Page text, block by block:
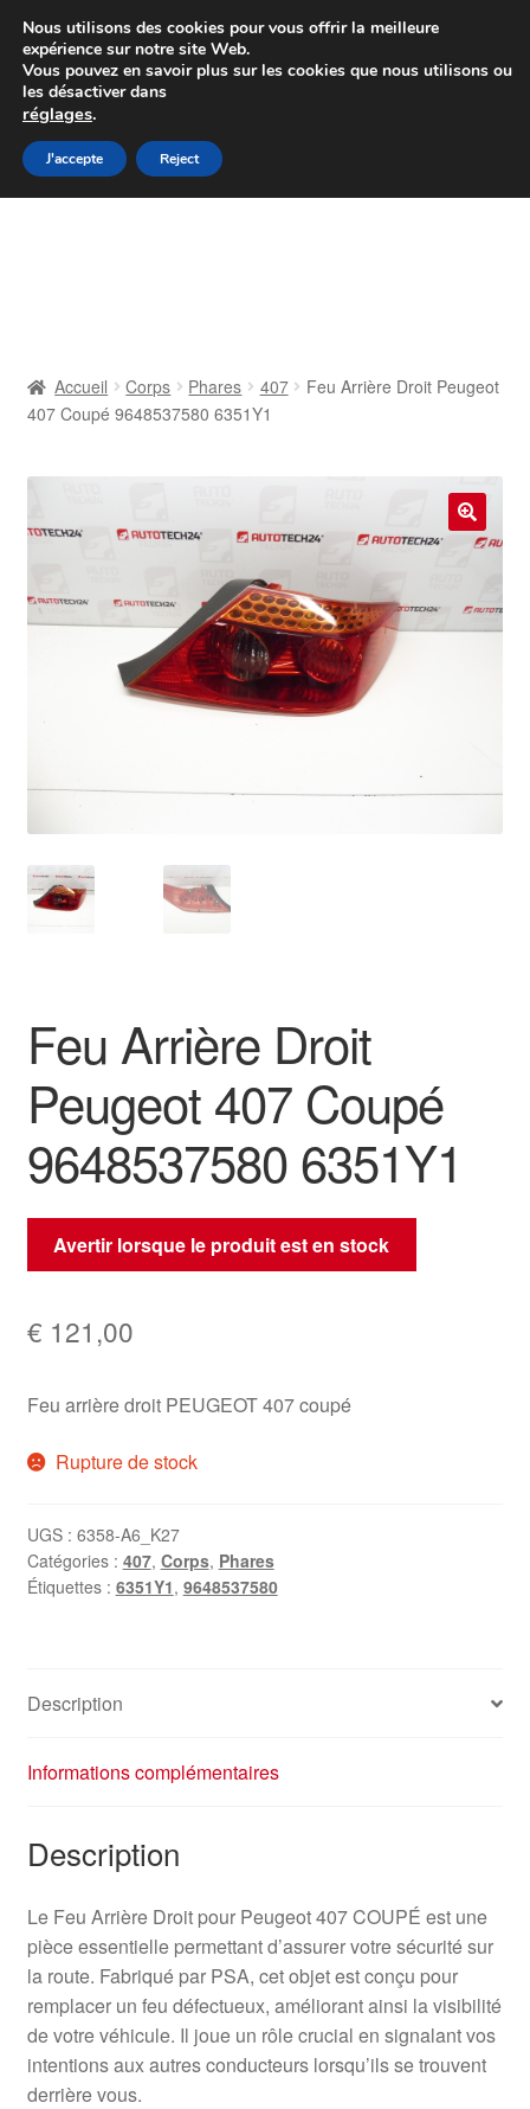
Colissimo livraison à partir de 7 EUR
Du lundi au vendredi de 9 h à 16 h
Aller
à
Aller
au
Contact
Livraison
Livraison internationale
Mon compte
Plainte
Politique de confidentialité
Procédure de Réclamation
Accueil Corps Phares 407
Feu Arrière Droit Peugeot
407 Coupé 9648537580 6351Y1
🔍
Feu Arrière Droit
Peugeot 407 Coupé
9648537580 6351Y1
Avertir lorsque le produit est en stock
€ 121,00
Feu arrière droit PEUGEOT 407 coupé
Rupture de stock
UGS : 6358-A6_K27
Catégories : 407, Corps, Phares
Étiquettes : 6351Y1, 9648537580
Description
Informations complémentaires
Description
Le Feu Arrière Droit pour Peugeot 407 COUPÉ est une
pièce essentielle permettant d’assurer votre sécurité sur
la route. Fabriqué par PSA, cet objet est conçu pour
remplacer un feu défectueux, améliorant ainsi la visibilité
de votre véhicule. Il joue un rôle crucial en signalant vos
intentions aux autres conducteurs lorsqu’ils se trouvent
derrière vous.
Nous utilisons des cookies pour vous offrir la meilleure
expérience sur notre site Web.
Vous pouvez en savoir plus sur les cookies que nous utilisons ou
les désactiver dans
réglages.
J'accepte Reject